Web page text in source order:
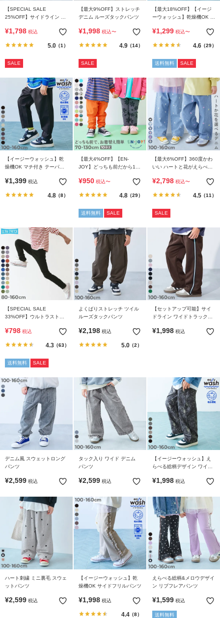
【SPECIAL SALE
25%OFF】サイドライン ラ
ンツ
¥1,798 税込
5.0（1）
SALE
【最大9%OFF】ストレッチ
デニム ルーズタックパンツ
¥1,998 税込〜
4.9（14）
SALE
【最大18%OFF】【イージ
ーウォッシュ】乾燥機OK え
ンツ
¥1,299 税込〜
4.6（29）
送料無料 SALE
【イージーウォッシュ】乾
燥機OK マチ付き テーパー
¥1,399 税込
4.8（8）
【最大4%OFF】【EN-
JOY】どっちも前だから1人
総柄 リブパンツ
¥950 税込〜
4.8（29）
送料無料 SALE
【最大6%OFF】360度かわ
いい ハートと花がえらべる
ンツ
¥2,798 税込〜
4.5（11）
SALE
【SPECIAL SALE
33%OFF】ウルトラストレ
¥798 税込
4.3（63）
送料無料 SALE
よくばりストレッチ ツイル
ルーズタックパンツ
¥2,198 税込
5.0（2）
【セットアップ可能】サイ
ドライン ワイドトラックパ
¥1,998 税込
デニム風 スウェットロング
パンツ
¥2,599 税込
タック入り ワイド デニム
パンツ
¥2,599 税込
【イージーウォッシュ】え
らべる総柄デザイン ワイド
¥1,998 税込
ハート刺繍 ミニ裏毛 スウェ
ットパンツ
¥2,599 税込
【イージーウォッシュ】乾
燥機OK サイドフリルパンツ
¥1,998 税込
4.4（8）
えらべる総柄&メロウデザイ
ン リブフレアパンツ
¥1,599 税込
送料無料